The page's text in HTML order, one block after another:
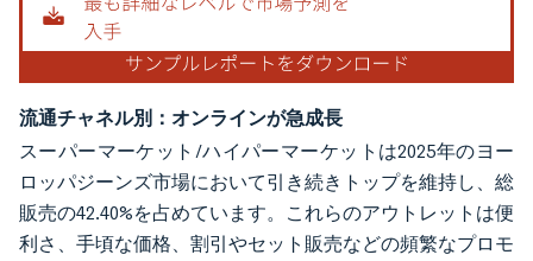
流通チャネル別：オンラインが急成長
スーパーマーケット/ハイパーマーケットは2025年のヨー
ロッパジーンズ市場において引き続きトップを維持し、総
販売の42.40%を占めています。これらのアウトレットは便
利さ、手頃な価格、割引やセット販売などの頻繁なプロモ